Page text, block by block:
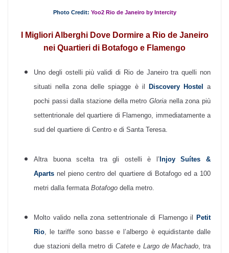
Photo Credit: Yoo2 Rio de Janeiro by Intercity
I Migliori Alberghi Dove Dormire a Rio de Janeiro
nei Quartieri di Botafogo e Flamengo
Uno degli ostelli più validi di Rio de Janeiro tra quelli non
situati nella zona delle spiagge è il Discovery Hostel a
pochi passi dalla stazione della metro Gloria nella zona più
settentrionale del quartiere di Flamengo, immediatamente a
sud del quartiere di Centro e di Santa Teresa.
Altra buona scelta tra gli ostelli è l’Injoy Suítes &
Aparts nel pieno centro del quartiere di Botafogo ed a 100
metri dalla fermata Botafogo della metro.
Molto valido nella zona settentrionale di Flamengo il Petit
Rio , le tariffe sono basse e l’albergo è equidistante dalle
due stazioni della metro di Catetee Largo de Machado , tra